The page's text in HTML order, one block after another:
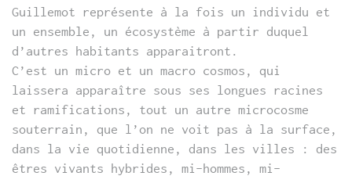
Guillemot représente à la fois un individu et
un ensemble, un écosystème à partir duquel
d’autres habitants apparaitront.
C’est un micro et un macro cosmos, qui
laissera apparaître sous ses longues racines
et ramifications, tout un autre microcosme
souterrain, que l’on ne voit pas à la surface,
dans la vie quotidienne, dans les villes : des
êtres vivants hybrides, mi-hommes, mi-